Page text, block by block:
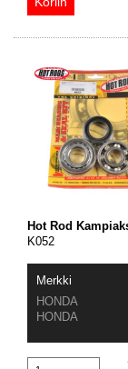
Hot Rod
K052
Merkki
HONDA
HONDA